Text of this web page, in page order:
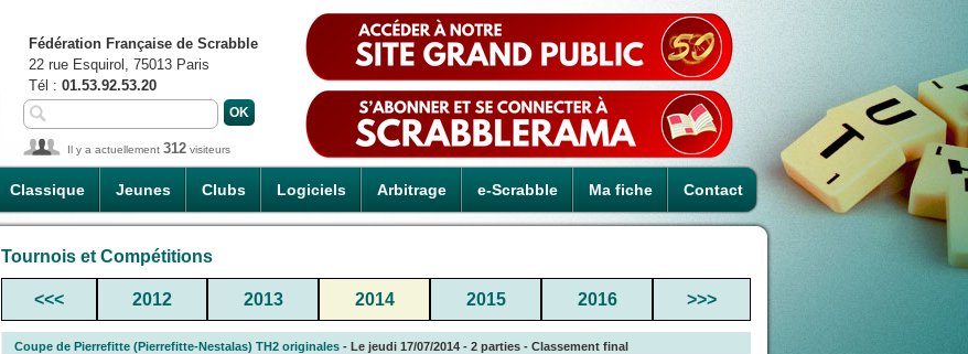
Classique Jeunes Clubs Logiciels Arbitrage e-Scrabble Ma fiche Contact
Fédération Française de Scrabble
22 rue Esquirol, 75013 Paris
Tél : 01.53.92.53.20
Il y a actuellement 312 visiteurs
Tournois et Compétitions
<<< 2012 2013 2014 2015 2016 >>>
Coupe de Pierrefitte (Pierrefitte-Nestalas) TH2 originales - Le jeudi 17/07/2014 - 2 parties - Classement final